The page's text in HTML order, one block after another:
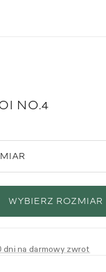
NO.4
WYBIERZ ROZMIAR
dni na darmowy zwrot